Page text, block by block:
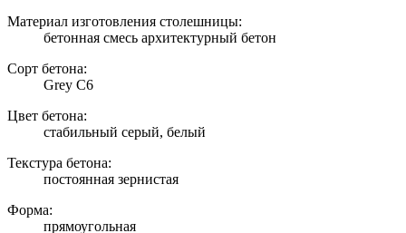
Материал изготовления столешницы:
бетонная смесь архитектурный бетон
Сорт бетона:
Grey C6
Цвет бетона:
стабильный серый, белый
Текстура бетона:
постоянная зернистая
Форма:
прямоугольная